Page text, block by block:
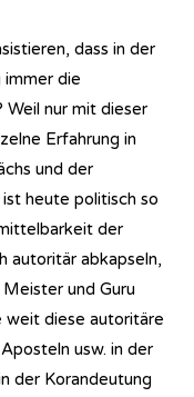
dass in der
immer die
nur mit dieser
Erfahrung in
und der
heute politisch so
der
autoritär abkapseln,
und Guru
weit diese autoritäre
usw. in der
der Korandeutung